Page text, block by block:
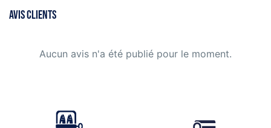
AVIS CLIENTS
Aucun avis n'a été publié pour le moment.